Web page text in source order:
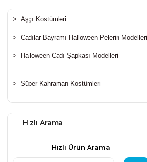
> Aşçı Kostümleri
> Cadılar Bayramı Halloween Pelerin Modelleri
> Halloween Cadı Şapkası Modelleri
> Süper Kahraman Kostümleri
Hızlı Arama
Hızlı Ürün Arama